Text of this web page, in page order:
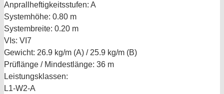
Anprallheftigkeitsstufen: A
Systemhöhe: 0.80 m
Systembreite: 0.20 m
VIs: VI7
Gewicht: 26.9 kg/m (A) / 25.9 kg/m (B)
Prüflänge / Mindestlänge: 36 m
Leistungsklassen:
L1-W2-A